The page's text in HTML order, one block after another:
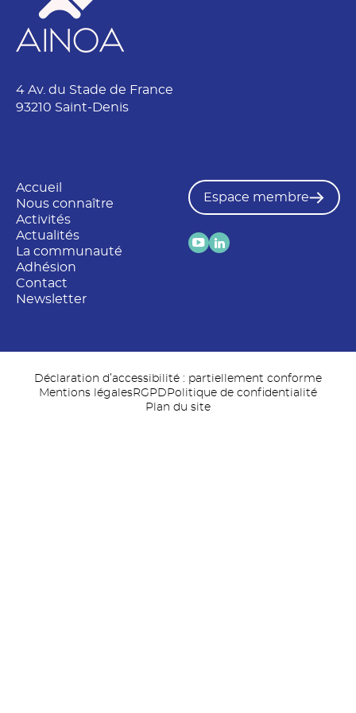
4 Av. du Stade de France
93210 Saint-Denis
Accueil
Nous connaître
Activités
Actualités
La communauté
Adhésion
Contact
Newsletter
Espace membre
Déclaration d’accessibilité : partiellement conforme
Mentions légalesRGPD Politique de confidentialité
Plan du site